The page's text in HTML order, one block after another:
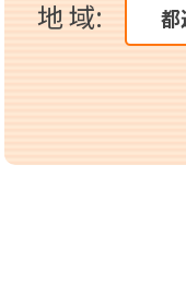
地 域: 都